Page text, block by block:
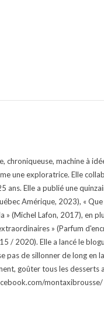
chroniqueuse, machine à
une exploratrice. Elle
ans. Elle a publié une
Amérique, 2023), «
(Michel Lafon, 2017), en
» (Parfum
/ 2020). Elle a lancé le
pas de sillonner de long
goûter tous les
montaxibrousse/